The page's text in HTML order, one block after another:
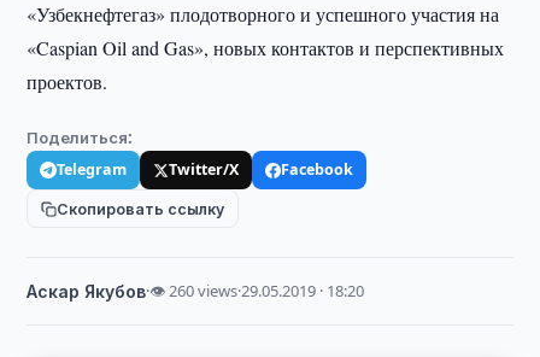
«Узбекнефтегаз» плодотворного и успешного участия на
«Caspian Oil and Gas», новых контактов и перспективных
проектов.
Поделиться:
Telegram Twitter/X
Facebook
Скопировать ссылку
Аскар Якубов·👁 260 views·29.05.2019 · 18:20